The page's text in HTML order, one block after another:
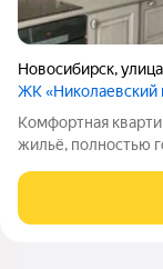
Новосибирск,
ЖК «Николаевский
Комфортная
жильё, полностью
и функциональная
Акaдемгоpодка. В